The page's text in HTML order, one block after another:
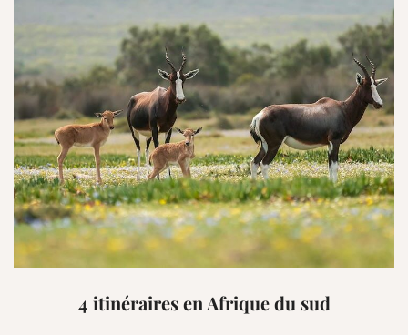
4 itinéraires en Afrique du sud